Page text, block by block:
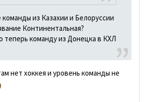
из Казахии и Белоруссии
Континентальная?
теперь команду из Донецка в КХЛ
нет хоккея и уровень команды не